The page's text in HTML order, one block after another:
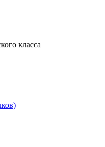
класса